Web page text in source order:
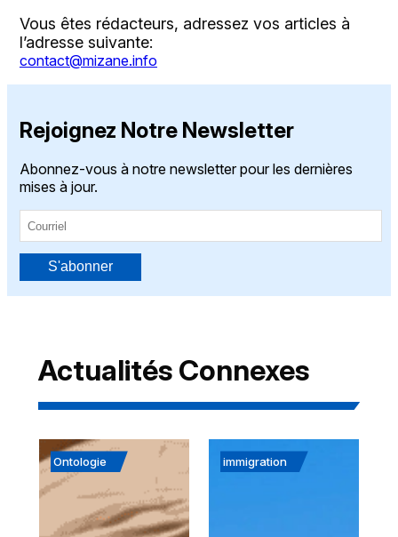
Vous êtes rédacteurs, adressez vos articles à
l’adresse suivante:
contact@mizane.info
Rejoignez Notre Newsletter
Abonnez-vous à notre newsletter pour les dernières
mises à jour.
S'abonner
Actualités Connexes
Ontologie immigration